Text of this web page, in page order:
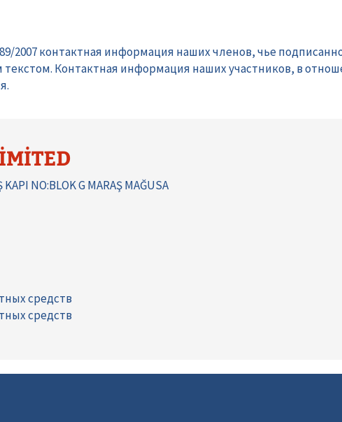
2007 контактная информация наших членов, чье
Контактная информация наших участников, в
NO:BLOK G MARAŞ MAĞUSA
средств
средств